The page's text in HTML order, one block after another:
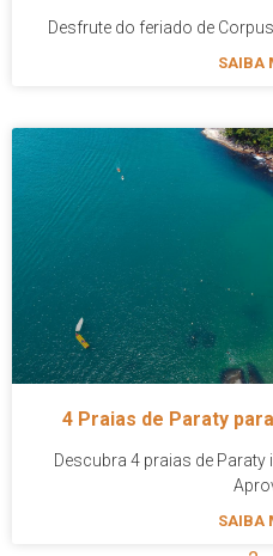
Desfrute do feriado de
SAIBA
4 Praias de Paraty
Descubra 4 praias de Paraty
SAIBA